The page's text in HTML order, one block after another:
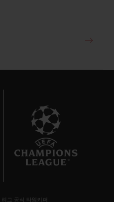
그 공식 타임키퍼